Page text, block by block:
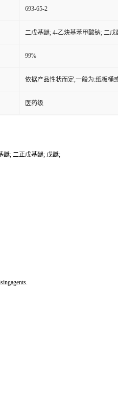
693-65-2
二戊基醚; 4-乙炔基苯甲酸钠; 二
99%
依据产品性状而定,一般为:纸板桶
医药级
醚; 二正戊基醚; 戊醚;